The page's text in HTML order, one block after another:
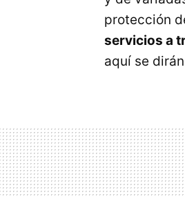
protección
servicios a
aquí se